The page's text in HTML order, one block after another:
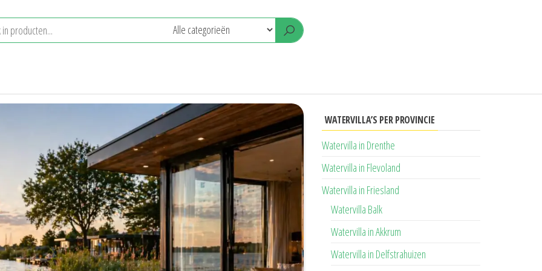
WATERVILLA’S PER PROVINCIE
Watervilla in Drenthe
Watervilla in Flevoland
Watervilla in Friesland
Watervilla Balk
Watervilla in Akkrum
Watervilla in Delfstrahuizen